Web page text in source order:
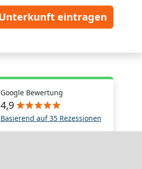
eintragen
Google Bewertung
4,9
Basierend auf 35 Rezessionen